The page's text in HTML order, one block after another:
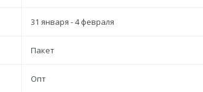
31 января - 4 февраля
Пакет
Опт